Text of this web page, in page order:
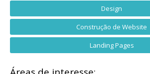
Design
Construção de Website
Landing Pages